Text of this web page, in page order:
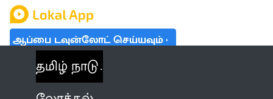
ஆப்பை டவுன்லோட் செய்யவும்
தமிழ் நாடு